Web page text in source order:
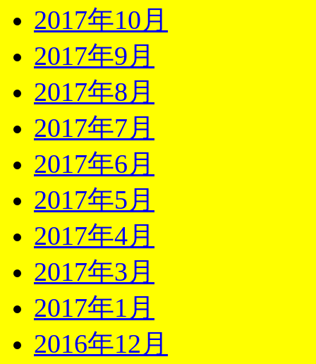
2017年10月
2017年9月
2017年8月
2017年7月
2017年6月
2017年5月
2017年4月
2017年3月
2017年1月
2016年12月